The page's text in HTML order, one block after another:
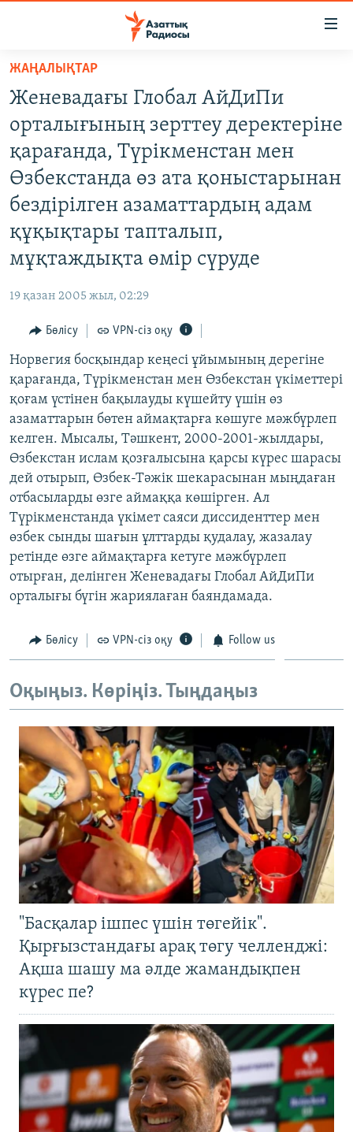
Skip
main
content
Skip
to
main
Navigation
to
Search
AZATTYQTV
ҚАҢТАР ОҚИҒАСЫ
АДАМ ҚҰҚЫҚТАРЫ
ӘЛЕУМЕТ
ӘЛЕМ
Русский
ЖАЗЫЛЫҢЫЗ
Басқа тілдерде
ЖАҢАЛЫҚТАР
Женевадағы Глобал АйДиПи
орталығының зерттеу деректеріне
қарағанда, Түрікменстан мен
Өзбекстанда өз ата қоныстарынан
бездірілген азаматтардың адам
құқықтары тапталып,
мұқтаждықта өмір сүруде
19 қазан 2005 жыл, 02:29
Бөлісу VPN-сіз оқу
Норвегия босқындар кеңесі ұйымының дерегіне
қарағанда, Түрікменстан мен Өзбекстан үкіметтері
қоғам үстінен бақылауды күшейту үшін өз
азаматтарын бөтен аймақтарға көшуге мәжбүрлеп
келген. Мысалы, Тәшкент, 2000-2001-жылдары,
Өзбекстан ислам қозғалысына қарсы күрес шарасы
дей отырып, Өзбек-Тәжік шекарасынан мыңдаған
отбасыларды өзге аймаққа көшірген. Ал
Түрікменстанда үкімет саяси диссиденттер мен
өзбек сынды шағын ұлттарды қудалау, жазалау
ретінде өзге аймақтарға кетуге мәжбүрлеп
отырған, делінген Женевадағы Глобал АйДиПи
орталығы бүгін жариялаған баяндамада.
Бөлісу VPN-сіз оқу Follow us
Оқыңыз. Көріңіз. Тыңдаңыз
"Басқалар ішпес үшін төгейік".
Қырғызстандағы арақ төгу челленджі:
Ақша шашу ма әлде жамандықпен
күрес пе?